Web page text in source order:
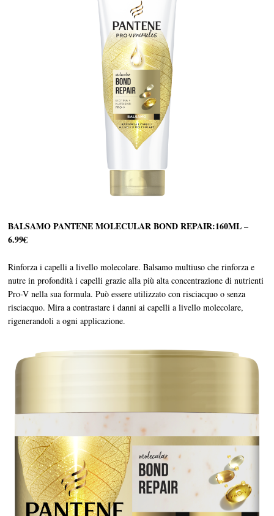
BALSAMO PANTENE MOLECULAR BOND REPAIR:160ML –
6.99€
Rinforza i capelli a livello molecolare. Balsamo multiuso che rinforza e
nutre in profondità i capelli grazie alla più alta concentrazione di nutrienti
Pro-V nella sua formula. Può essere utilizzato con risciacquo o senza
risciacquo. Mira a contrastare i danni ai capelli a livello molecolare,
rigenerandoli a ogni applicazione.